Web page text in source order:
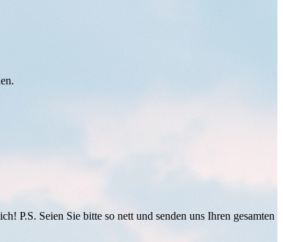
P.S. Seien Sie bitte so nett und senden uns Ihren gesamten